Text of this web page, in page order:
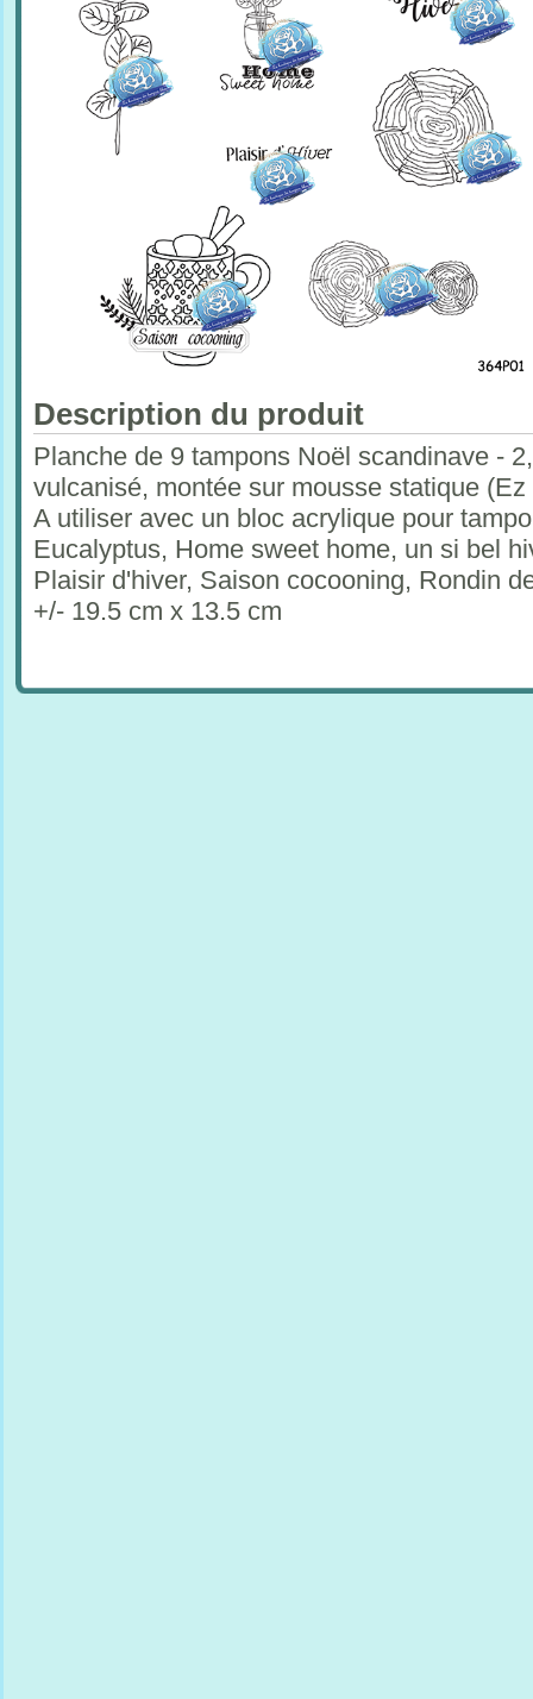
Description du produit
Planche de 9 tampons Noël scandinave -
vulcanisé, montée sur mousse statique (Ez
A utiliser avec un bloc acrylique pour
Eucalyptus, Home sweet home, un si bel
Plaisir d'hiver, Saison cocooning, Rondin
+/- 19.5 cm x 13.5 cm